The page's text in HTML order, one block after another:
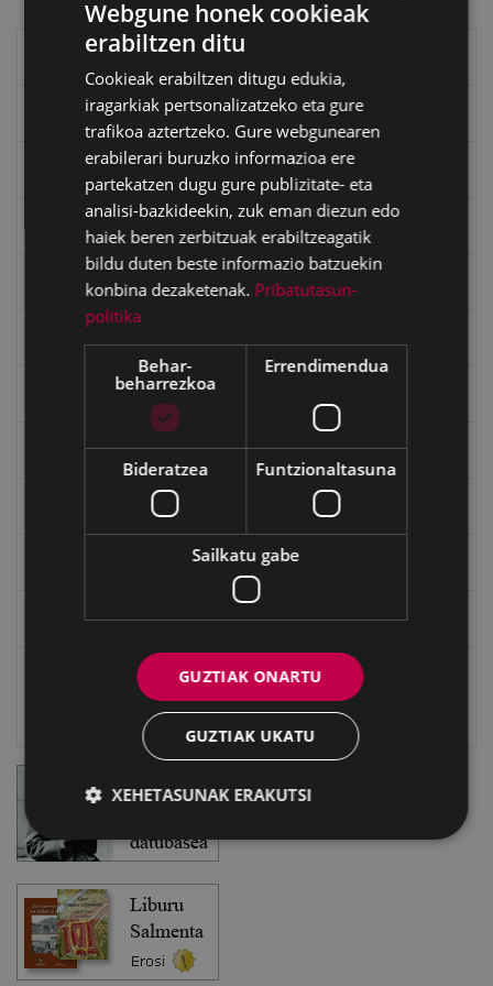
Eibarko liburuak
eta kitto
"Eibar" rebista sarean
Kultura egitaraua
"Gure Herria" aldizkaria
Txostenak eta dokumentuak
Eibarko Fonoteka
Eibarko Idazlanen Datu-basea
Webgune honek cookieak
erabiltzen ditu
Cookieak erabiltzen ditugu edukia,
iragarkiak pertsonalizatzeko eta gure
trafikoa aztertzeko. Gure webgunearen
erabilerari buruzko informazioa ere
partekatzen dugu gure publizitate- eta
analisi-bazkideekin, zuk eman diezun edo
haiek beren zerbitzuak erabiltzeagatik
bildu duten beste informazio batzuekin
konbina dezaketenak. Pribatutasun-
politika
Behar-
beharrezkoa
Errendimendua
Bideratzea Funtzionaltasuna
Sailkatu gabe
GUZTIAK ONARTU
GUZTIAK UKATU
XEHETASUNAK ERAKUTSI